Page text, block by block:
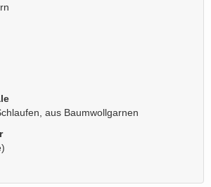
aus Baumwollgarnen